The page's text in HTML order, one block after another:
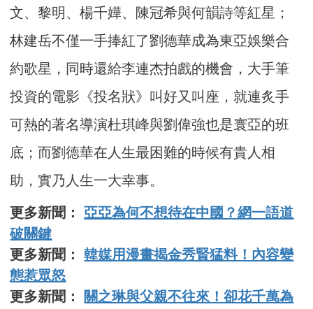
文、黎明、楊千嬅、陳冠希與何韻詩等紅星；
林建岳不僅一手捧紅了劉德華成為東亞娛樂合
約歌星，同時還給李連杰拍戲的機會，大手筆
投資的電影《投名狀》叫好又叫座，就連炙手
可熱的著名導演杜琪峰與劉偉強也是寰亞的班
底；而劉德華在人生最困難的時候有貴人相
助，實乃人生一大幸事。
更多新聞：亞亞為何不想待在中國？網一語道
破關鍵
更多新聞：韓媒用漫畫揭金秀賢猛料！內容變
態惹眾怒
更多新聞：
關之琳與父親不往來！卻花千萬為